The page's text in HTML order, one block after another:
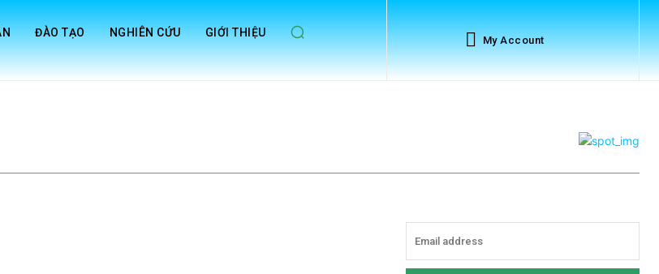
ĐÀO TẠO NGHIÊN CỨU GIỚI THIỆU
My Account